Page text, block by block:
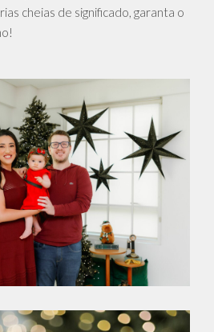
cheias de significado, garanta o